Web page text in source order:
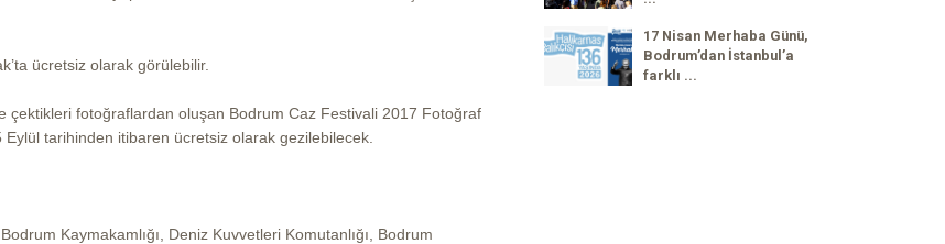
ücretsiz olarak görülebilir.
çektikleri fotoğraflardan oluşan Bodrum Caz Festivali 2017 Fotoğraf
Eylül tarihinden itibaren ücretsiz olarak gezilebilecek.
Kaymakamlığı, Deniz Kuvvetleri Komutanlığı, Bodrum
17 Nisan Merhaba Günü,
Bodrum’dan İstanbul’a
farklı ...